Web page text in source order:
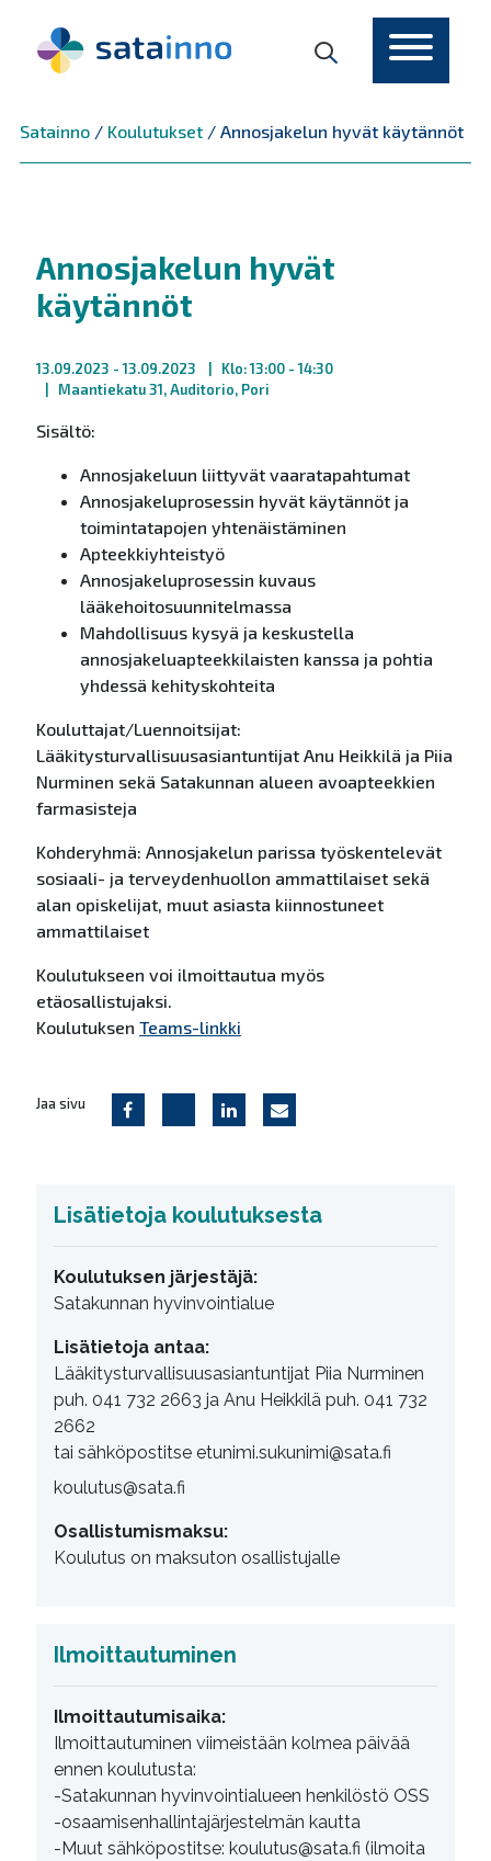
Satainno/ Koulutukset/ Annosjakelun hyvät käytännöt
Annosjakelun hyvät
käytännöt
13.09.2023 - 13.09.2023
Klo: 13:00 - 14:30
Maantiekatu 31, Auditorio, Pori
Sisältö:
Annosjakeluun liittyvät vaaratapahtumat
Annosjakeluprosessin hyvät käytännöt ja
toimintatapojen yhtenäistäminen
Apteekkiyhteistyö
Annosjakeluprosessin kuvaus
lääkehoitosuunnitelmassa
Mahdollisuus kysyä ja keskustella
annosjakeluapteekkilaisten kanssa ja pohtia
yhdessä kehityskohteita
Kouluttajat/Luennoitsijat:
Lääkitysturvallisuusasiantuntijat Anu Heikkilä ja Piia
Nurminen sekä Satakunnan alueen avoapteekkien
farmasisteja
Kohderyhmä: Annosjakelun parissa työskentelevät
sosiaali- ja terveydenhuollon ammattilaiset sekä
alan opiskelijat, muut asiasta kiinnostuneet
ammattilaiset
Koulutukseen voi ilmoittautua myös
etäosallistujaksi.
Koulutuksen Teams-linkki
Jaa sivu
Lisätietoja koulutuksesta
Koulutuksen järjestäjä:
Satakunnan hyvinvointialue
Lisätietoja antaa:
Lääkitysturvallisuusasiantuntijat Piia Nurminen
puh. 041 732 2663 ja Anu Heikkilä puh. 041 732
2662
tai sähköpostitse etunimi.sukunimi@sata.fi
koulutus@sata.fi
Osallistumismaksu:
Koulutus on maksuton osallistujalle
Ilmoittautuminen
Ilmoittautumisaika:
Ilmoittautuminen viimeistään kolmea päivää
ennen koulutusta:
-Satakunnan hyvinvointialueen henkilöstö OSS
-osaamisenhallintajärjestelmän kautta
-Muut sähköpostitse: koulutus@sata.fi (ilmoita